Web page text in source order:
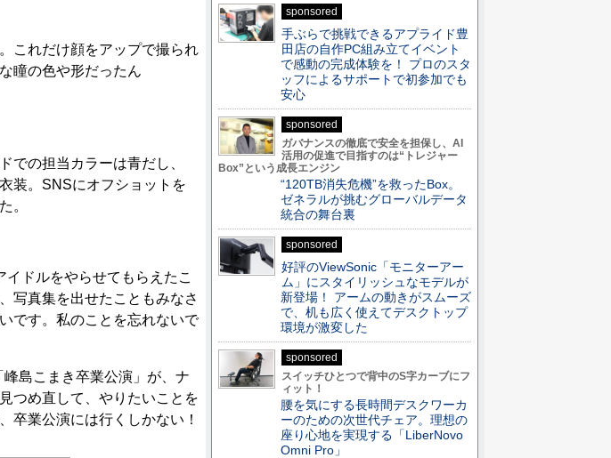
これだけ顔をアップで撮られ
瞳の色や形だったん
での担当カラーは青だし、
装。SNSにオフショットを
。
ドルをやらせてもらえたこ
写真集を出せたこともみなさ
です。私のことを忘れないで
島こまき卒業公演」が、ナ
つめ直して、やりたいことを
卒業公演には行くしかない！
sponsored
手ぶらで挑戦できるアプライド豊
田店の自作PC組み立てイベント
で感動の完成体験を！ プロのスタ
ッフによるサポートで初参加でも
安心
sponsored
ガバナンスの徹底で安全を担保し、AI
活用の促進で目指すのは“トレジャー
Box”という成長エンジン
“120TB消失危機”を救ったBox。
ゼネラルが挑むグローバルデータ
統合の舞台裏
sponsored
好評のViewSonic「モニターアー
ム」にスタイリッシュなモデルが
新登場！ アームの動きがスムーズ
で、机も広く使えてデスクトップ
環境が激変した
sponsored
スイッチひとつで背中のS字カーブにフ
ィット！
腰を気にする長時間デスクワーカ
ーのための次世代チェア。理想の
座り心地を実現する「LiberNovo
Omni Pro」